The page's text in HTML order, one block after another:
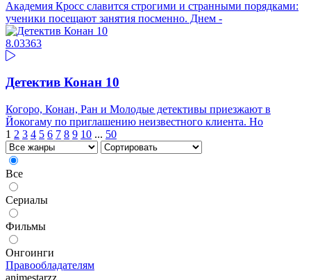
Академия Кросс славится строгими и странными порядками:
ученики посещают занятия посменно. Днем -
8.03363
Детектив Конан 10
Когоро, Конан, Ран и Молодые детективы приезжают в
Йокогаму по приглашению неизвестного клиента. Но
1 2 3 4 5 6 7 8 9 10 ... 50
Все
Сериалы
Фильмы
Онгоинги
Правообладателям
animestarzz